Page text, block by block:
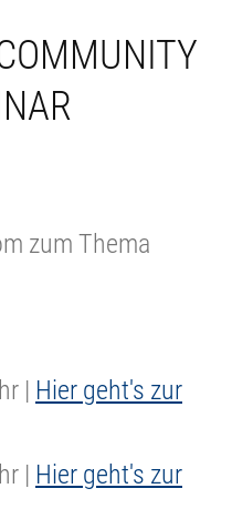
zum Thema
| Hier geht's zur
| Hier geht's zur